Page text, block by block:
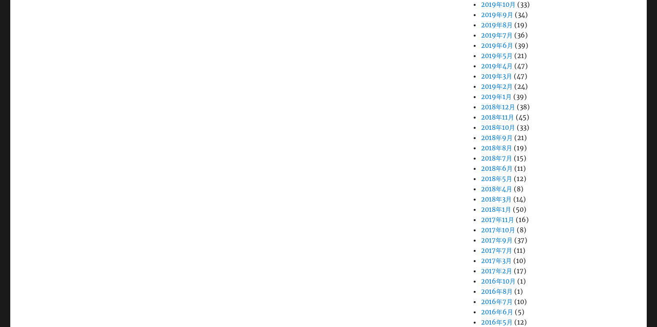
2019年10月 (33)
2019年9月 (34)
2019年8月 (19)
2019年7月 (36)
2019年6月 (39)
2019年5月 (21)
2019年4月 (47)
2019年3月 (47)
2019年2月 (24)
2019年1月 (39)
2018年12月 (38)
2018年11月 (45)
2018年10月 (33)
2018年9月 (21)
2018年8月 (19)
2018年7月 (15)
2018年6月 (11)
2018年5月 (12)
2018年4月 (8)
2018年3月 (14)
2018年1月 (50)
2017年11月 (16)
2017年10月 (8)
2017年9月 (37)
2017年7月 (11)
2017年3月 (10)
2017年2月 (17)
2016年10月 (1)
2016年8月 (1)
2016年7月 (10)
2016年6月 (5)
2016年5月 (12)